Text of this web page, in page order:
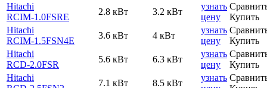
Hitachi
RCIM-1.0FSRE
2.8 кВт 3.2 кВт
узнать
цену
Купить
Hitachi
RCIM-1.5FSN4E
3.6 кВт 4 кВт
узнать
цену
Купить
Hitachi
RCD-2.0FSR
5.6 кВт 6.3 кВт
узнать
цену
Купить
Hitachi
7.1 кВт 8.5 кВт
узнать